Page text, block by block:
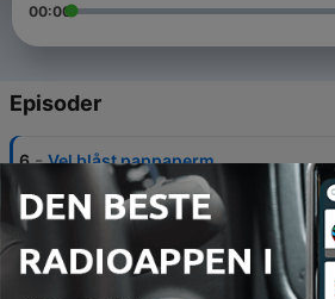
00:00
Episoder
6 - Vel blåst pappaperm
12 des. 2025
5
30 mai 2025